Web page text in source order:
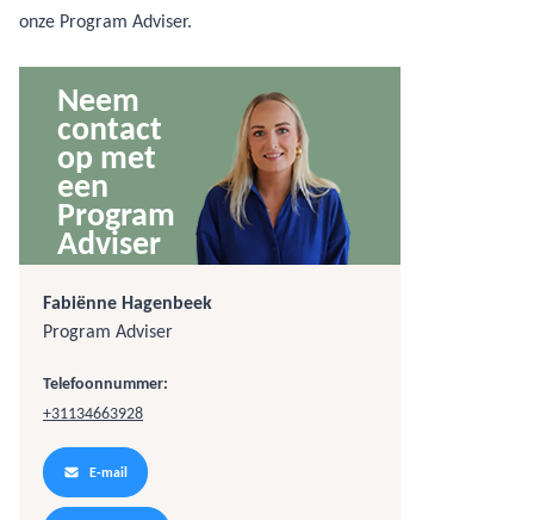
onze Program Adviser.
Neem
contact
op met
een
Program
Adviser
Fabiënne Hagenbeek
Program Adviser
Telefoonnummer:
+31134663928
E-mail